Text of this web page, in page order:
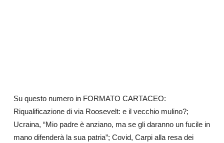
Su questo numero in FORMATO CARTACEO:
Riqualificazione di via Roosevelt: e il vecchio mulino?;
Ucraina, “Mio padre è anziano, ma se gli daranno un fucile in
mano difenderà la sua patria”; Covid, Carpi alla resa dei